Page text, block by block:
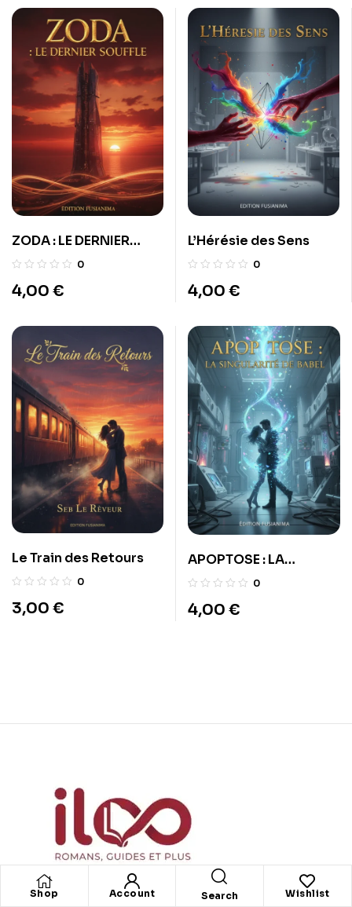
ZODA : LE DERNIER
SOUFFLE
0
4,00 €
L’Hérésie des Sens
0
4,00 €
Le Train des Retours
0
3,00 €
APOPTOSE : LA
SINGULARITÉ DE BABEL
0
4,00 €
Shop Account Search Wishlist